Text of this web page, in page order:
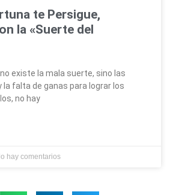
te Persigue,
la «Suerte del
existe la mala suerte, sino las
falta de ganas para lograr los
no hay
hay comentarios